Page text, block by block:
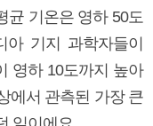
균 기온은 영하 50도
아 기지 과학자들이
영하 10도까지 높아
에서 관측된 가장 큰